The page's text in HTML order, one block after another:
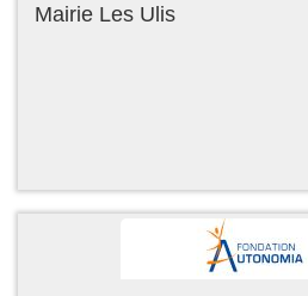
Mairie Les Ulis